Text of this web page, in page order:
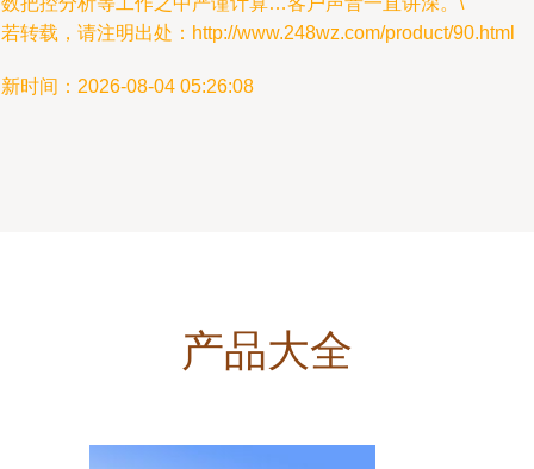
转载，请注明出处：http://www.248wz.com/product/90.html
时间：2026-08-04 05:26:08
产品大全